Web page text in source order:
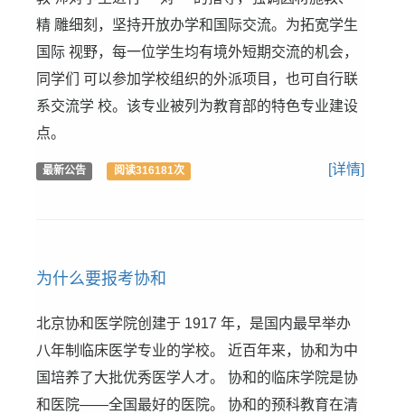
精 雕细刻，坚持开放办学和国际交流。为拓宽学生
国际 视野，每一位学生均有境外短期交流的机会，
同学们 可以参加学校组织的外派项目，也可自行联
系交流学 校。该专业被列为教育部的特色专业建设
点。
最新公告 阅读316181次 [详情]
为什么要报考协和
北京协和医学院创建于 1917 年，是国内最早举办
八年制临床医学专业的学校。 近百年来，协和为中
国培养了大批优秀医学人才。 协和的临床学院是协
和医院——全国最好的医院。 协和的预科教育在清